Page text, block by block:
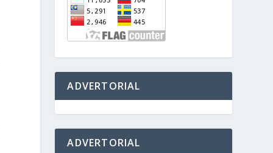
ADVERTORIAL
ADVERTORIAL